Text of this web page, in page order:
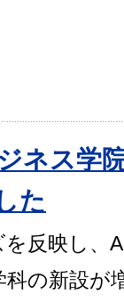
ネス学
た
反映し、
の新設が